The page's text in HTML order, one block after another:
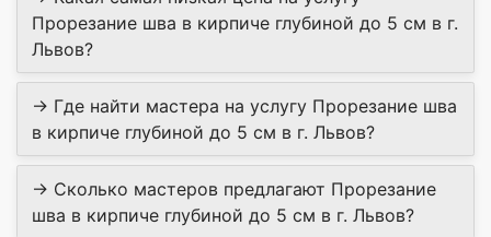
Прорезание шва в кирпиче глубиной до 5 см в г.
Львов?
→ Где найти мастера на услугу Прорезание шва
в кирпиче глубиной до 5 см в г. Львов?
→ Сколько мастеров предлагают Прорезание
шва в кирпиче глубиной до 5 см в г. Львов?